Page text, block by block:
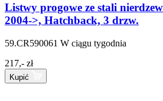
Listwy progowe ze stali
2004->, Hatchback, 3 drzw.
59.CR590061 W ciągu tygodnia
217,- zł
Kupić